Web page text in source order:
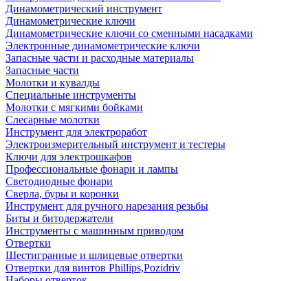
Динамометрический инструмент
Динамометрические ключи
Динамометрические ключи со сменными насадками
Электронные динамометрические ключи
Запасные части и расходные материалы
Запасные части
Молотки и кувалды
Специальные инструменты
Молотки с мягкими бойками
Слесарные молотки
Инструмент для электроработ
Электроизмерительный инструмент и тестеры
Ключи для электрошкафов
Профессиональные фонари и лампы
Светодиодные фонари
Сверла, буры и коронки
Инструмент для ручного нарезания резьбы
Биты и битодержатели
Инструменты с машинным приводом
Отвертки
Шестигранные и шлицевые отвертки
Отвертки для винтов Phillips,Pozidriv